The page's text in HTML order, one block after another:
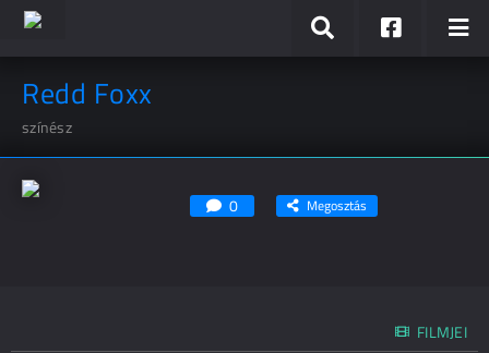
Redd Foxx
színész
0 Megosztás
FILMJEI